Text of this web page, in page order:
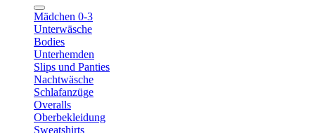
Mädchen 0-3
Unterwäsche
Bodies
Unterhemden
Slips und Panties
Nachtwäsche
Schlafanzüge
Overalls
Oberbekleidung
Sweatshirts